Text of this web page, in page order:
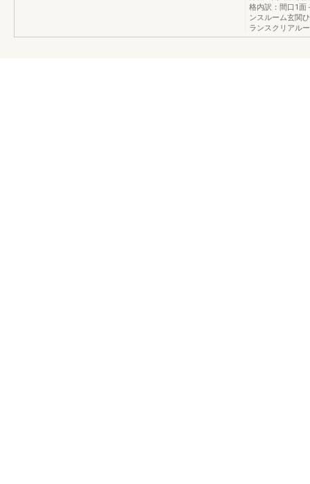
格内訳：間口1面
ンスルーム玄関
ランスクリアル